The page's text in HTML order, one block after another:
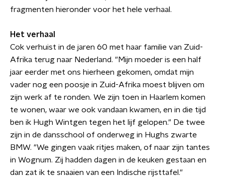
fragmenten hieronder voor het hele verhaal.
Het verhaal
Cok verhuist in de jaren 60 met haar familie van Zuid-
Afrika terug naar Nederland. "Mijn moeder is een half
jaar eerder met ons hierheen gekomen, omdat mijn
vader nog een poosje in Zuid-Afrika moest blijven om
zijn werk af te ronden. We zijn toen in Haarlem komen
te wonen, waar we ook vandaan kwamen, en in die tijd
ben ik Hugh Wintgen tegen het lijf gelopen." De twee
zijn in de dansschool of onderweg in Hughs zwarte
BMW. "We gingen vaak ritjes maken, of naar zijn tantes
in Wognum. Zij hadden dagen in de keuken gestaan en
dan zat ik te snaaien van een Indische rijsttafel."